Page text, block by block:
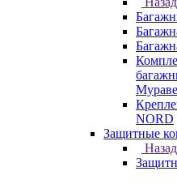
NORD
Защитные
Назад